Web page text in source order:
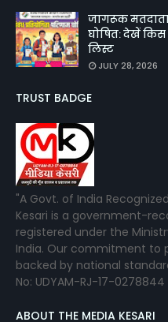
जागरूक मतदाता
घोषित: देखें किस
लिस्ट
JULY 28, 2026
TRUST BADGE
"A Govt. of India
Kesari is a government-
registered under the
India. Our commitment to
backed by national
No: UDYAM-RJ-17-0278844
ABOUT THE MEDIA KESARI